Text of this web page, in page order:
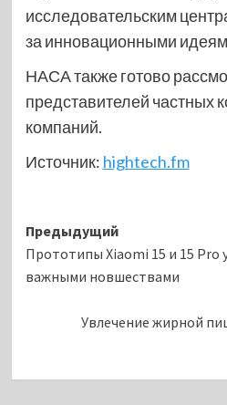
исследовательским
за инновационными
НАСА также готово
представителей частных
компаний.
Источник: hightech.fm
Навигация
записи
Предыдущий
Прототипы Xiaomi 15 и 15 Pro
важными новшествами
Увлечение жирной